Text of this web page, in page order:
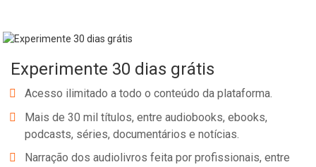
Experimente 30 dias grátis
Acesso ilimitado a todo o conteúdo da plataforma.
Mais de 30 mil títulos, entre audiobooks, ebooks,
podcasts, séries, documentários e notícias.
Narração dos audiolivros feita por profissionais, entre